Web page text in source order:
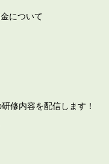
について
修内容を配信します！